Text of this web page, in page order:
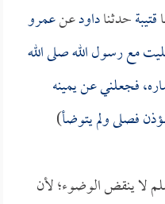
قتيبةحدثناداودعنعمرو
مع رسول الله صلى الله
فجعلني عن يمينه
فصلى ولم يتوضأ)
لا ينقض الوضوء؛ لأن